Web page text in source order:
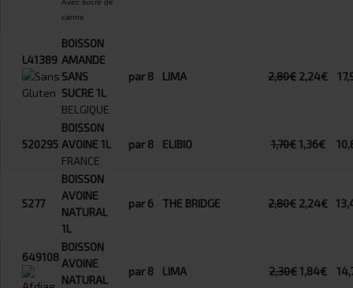
Avec sucre de
canne
L41389
BOISSON
AMANDE
SANS
SUCRE 1L
BELGIQUE
par 8 LIMA 2,80€ 2,24€
520295
BOISSON
AVOINE 1L
FRANCE
par 8 ELIBIO 1,70€ 1,36€
5277
BOISSON
AVOINE
NATURAL
1L
par 6 THE BRIDGE 2,80€ 2,24€
649108
BOISSON
AVOINE
NATURAL
par 8 LIMA 2,30€1,84€